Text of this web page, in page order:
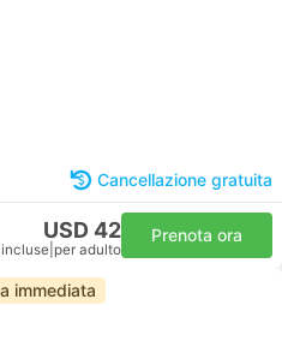
Cancellazione gratuita
USD 42
per adulto
Prenota ora
immediata